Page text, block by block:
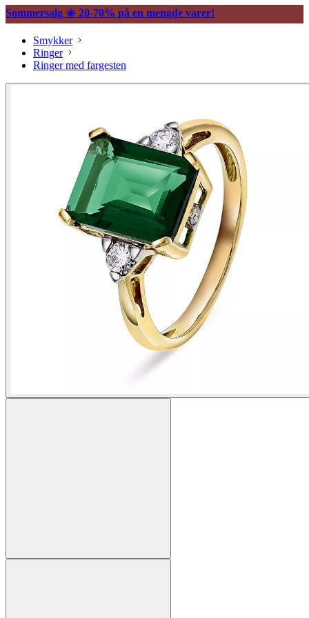
Sommersalg ☀️ 20-70% på en mengde varer!
Smykker
Ringer
Ringer med fargesten